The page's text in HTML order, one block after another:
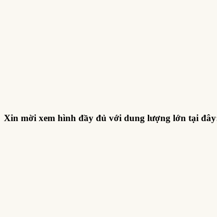
Xin mời xem hình đầy đủ với dung lượng lớn tại